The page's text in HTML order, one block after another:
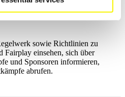
sowie Richtlinien zu
einsehen, sich über
und Sponsoren informieren,
abrufen.